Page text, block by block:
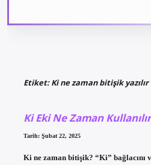
Etiket:Ki ne zaman bitişik yazılır
Ki Eki Ne Zaman Kullanılır
Tarih: Şubat 22, 2025
Ki ne zaman bitişik? “Ki” bağlacını